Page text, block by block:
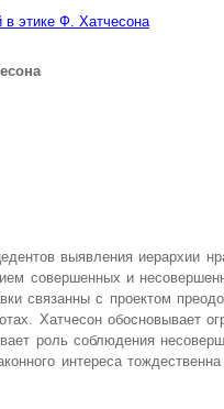
в этике Ф. Хатчесона
выявления иерархии
совершенных и
связанны с проектом
Хатчесон обосновывает
роль соблюдения
интереса